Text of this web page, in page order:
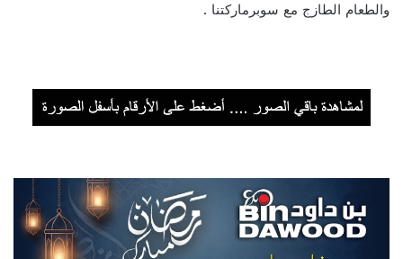
والطعام الطازج مع سوبرماركتنا .